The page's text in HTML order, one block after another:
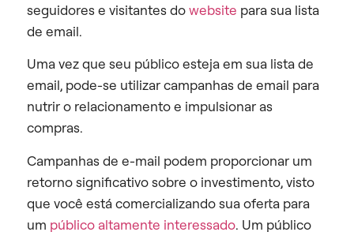
seguidores e visitantes dowebsite para sua lista
de email.
Uma vez que seu público esteja em sua lista de
email, pode-se utilizar campanhas de email para
nutrir o relacionamento e impulsionar as
compras.
Campanhas de e-mail podem proporcionar um
retorno significativo sobre o investimento, visto
que você está comercializando sua oferta para
um público altamente interessado. Um público